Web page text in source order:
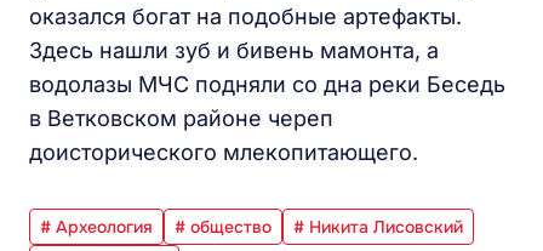
оказался богат на подобные артефакты.
Здесь нашли зуб и бивень мамонта, а
водолазы МЧС подняли со дна реки Беседь
в Ветковском районе череп
доисторического млекопитающего.
# Археология # общество
# Никита Лисовский